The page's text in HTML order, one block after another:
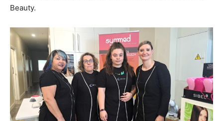
Beauty.